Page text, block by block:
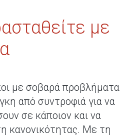
με
με σοβαρά προβλήματα
από συντροφιά για να
σε κάποιον και να
κανονικότητας. Με τη